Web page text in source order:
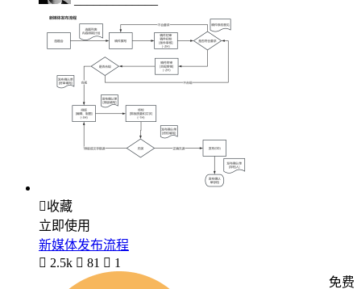
收藏
立即使用
新媒体发布流程
 2.5k  81  1
免费